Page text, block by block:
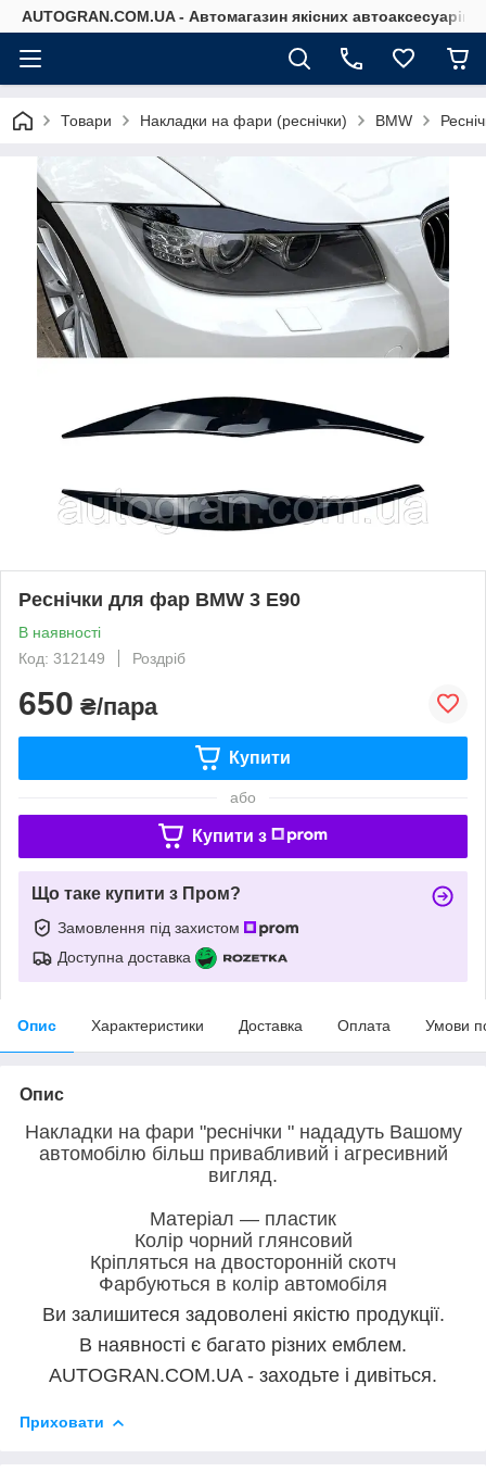
AUTOGRAN.COM.UA - Автомагазин якісних автоаксесуарів
Товари Накладки на фари (реснічки) BMW
Реснічки для фар BMW 3 E90
В наявності
Код: 312149
Роздріб
650 ₴/пара
Купити
або
Купити з
Що таке купити з Пром?
Замовлення під захистом
Доступна доставка
Опис Характеристики Доставка Оплата Умови
Опис
Накладки на фари "реснічки " нададуть Вашому
автомобілю більш привабливий і агресивний
вигляд.
Матеріал ― пластик
Колір чорний глянсовий
Кріпляться на двосторонній скотч
Фарбуються в колір автомобіля
Ви залишитеся задоволені якістю продукції.
В наявності є багато різних емблем.
AUTOGRAN.COM.UA - заходьте і дивіться.
Приховати